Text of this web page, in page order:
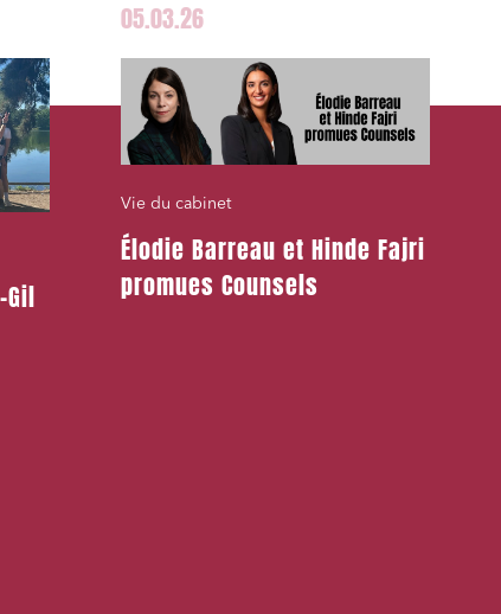
Gil
05.03.26
Vie du cabinet
Élodie Barreau et Hinde Fajri
promues Counsels